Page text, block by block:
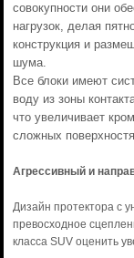
совокупности они
нагрузок, делая
конструкция и
шума.
Все блоки имеют
воду из зоны
что увеличивает
сложных
Агрессивный и
Дизайн протектора с
превосходное
класса SUV оценить